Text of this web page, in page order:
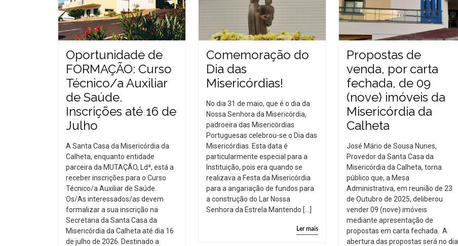
Oportunidade de
FORMAÇÃO: Curso
Técnico/a Auxiliar
de Saúde.
Inscrições até 16 de
Julho
A Santa Casa da Misericórdia da
Calheta, enquanto entidade
parceira da MUTAÇÃO, Ldª, está a
receber inscrições para o Curso
Técnico/a Auxiliar de Saúde.
Os/As interessados/as devem
formalizar a sua inscrição na
Secretaria da Santa Casa da
Misericórdia da Calheta até dia 16
de julho de 2026. Destinado a
Comemoração do
Dia das
Misericórdias!
No dia 31 de maio, que é o dia da
Nossa Senhora da Misericórdia,
padroeira das Misericórdias
Portuguesas celebrou-se o Dia das
Misericórdias. Esta data é
particularmente especial para a
Instituição, pois era quando se
realizava a Festa da Misericórdia
para a angariação de fundos para
a construção do Lar Nossa
Senhora da Estrela Mantendo […]
Ler mais
Propostas de
venda, por carta
fechada, de 09
(nove) imóveis da
Misericórdia da
Calheta
José Mário de Sousa Nunes,
Provedor da Santa Casa da
Misericórdia da Calheta, torna
público que, a Mesa
Administrativa, em reunião de 23
de Outubro de 2025, deliberou
vender 09 (nove) imóveis
mediante apresentação de
propostas em carta fechada. A
abertura das propostas será no dia